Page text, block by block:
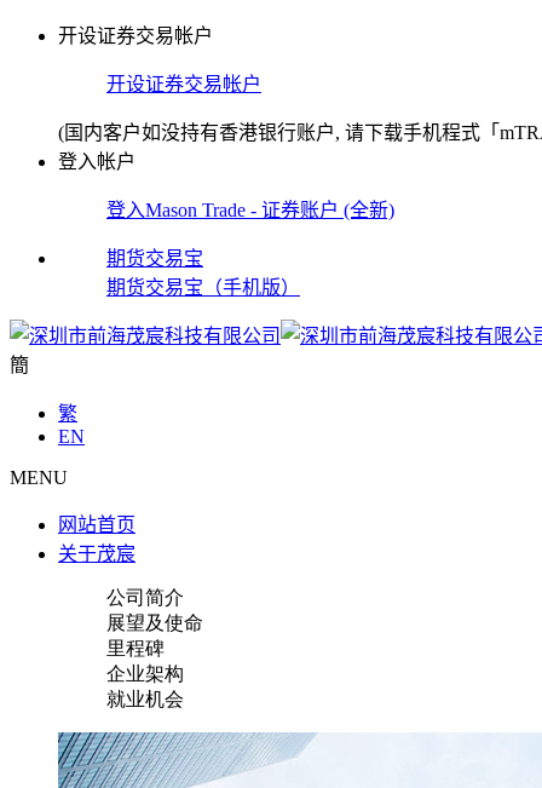
开设证券交易帐户
开设证券交易帐户
(国内客户如没持有香港银行账户, 请下载手机程式「
登入帐户
登入Mason Trade - 证券账户 (全新)
期货交易宝
期货交易宝（手机版）
簡
繁
EN
MENU
网站首页
关于茂宸
公司简介
展望及使命
里程碑
企业架构
就业机会